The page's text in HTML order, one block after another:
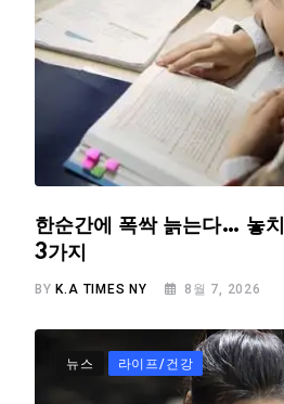
한순간에 폭싹 늙는다… 놓치
3가지
BY K.A TIMES NY 8월 7, 2026
뉴스 라이프/건강